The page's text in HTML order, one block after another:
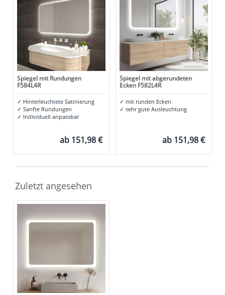
Spiegel mit Rundungen
F584L4R
✓ Hinterleuchtete Satinierung
✓ Sanfte Rundungen
✓ Individuell anpassbar
ab 151,98 €
Spiegel mit abgerundeten
Ecken F582L4R
✓ mit runden Ecken
✓ sehr gute Ausleuchtung
ab 151,98 €
Zuletzt angesehen